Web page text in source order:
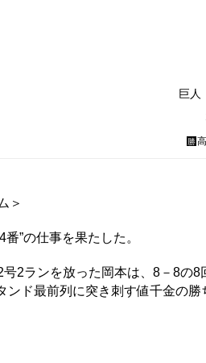
巨人
勝
＞
”の仕事を果たした。
2ランを放った岡本は、8－8の8
ンド最前列に突き刺す値千金の勝